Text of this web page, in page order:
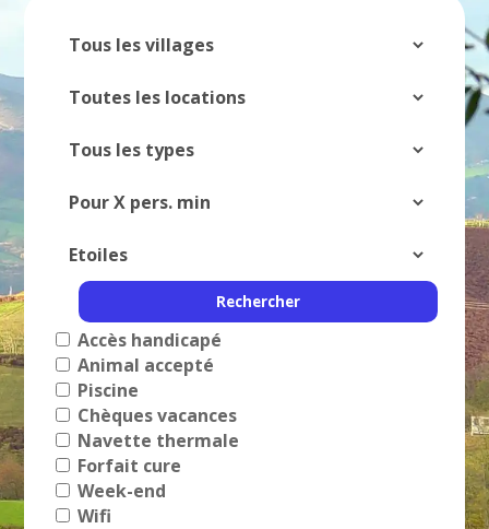
Accès handicapé
Animal accepté
Piscine
Chèques vacances
Navette thermale
Forfait cure
Week-end
Wifi